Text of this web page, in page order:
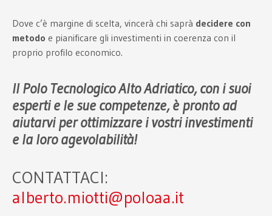
Dove c’è margine di scelta, vincerà chi saprà decidere con
metodo e pianificare gli investimenti in coerenza con il
proprio profilo economico.
Il Polo Tecnologico Alto Adriatico, con i suoi
esperti e le sue competenze, è pronto ad
aiutarvi per ottimizzare i vostri investimenti
e la loro agevolabilità!
CONTATTACI:
alberto.miotti@poloaa.it